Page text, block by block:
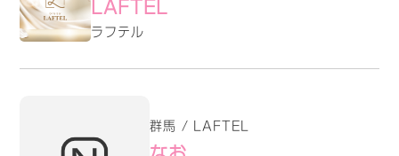
LAFTEL
ラフテル
群馬 / LAFTEL